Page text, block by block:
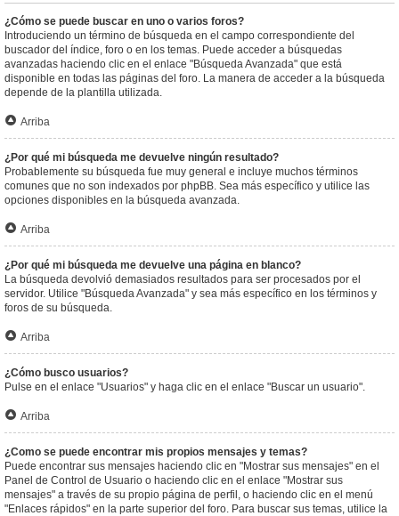
¿Cómo se puede buscar en uno o varios foros?
Introduciendo un término de búsqueda en el campo correspondiente del
buscador del índice, foro o en los temas. Puede acceder a búsquedas
avanzadas haciendo clic en el enlace "Búsqueda Avanzada" que está
disponible en todas las páginas del foro. La manera de acceder a la búsqueda
depende de la plantilla utilizada.
Arriba
¿Por qué mi búsqueda me devuelve ningún resultado?
Probablemente su búsqueda fue muy general e incluye muchos términos
comunes que no son indexados por phpBB. Sea más específico y utilice las
opciones disponibles en la búsqueda avanzada.
Arriba
¿Por qué mi búsqueda me devuelve una página en blanco?
La búsqueda devolvió demasiados resultados para ser procesados por el
servidor. Utilice "Búsqueda Avanzada" y sea más específico en los términos y
foros de su búsqueda.
Arriba
¿Cómo busco usuarios?
Pulse en el enlace "Usuarios" y haga clic en el enlace "Buscar un usuario".
Arriba
¿Como se puede encontrar mis propios mensajes y temas?
Puede encontrar sus mensajes haciendo clic en "Mostrar sus mensajes" en el
Panel de Control de Usuario o haciendo clic en el enlace "Mostrar sus
mensajes" a través de su propio página de perfil, o haciendo clic en el menú
"Enlaces rápidos" en la parte superior del foro. Para buscar sus temas, utilice la